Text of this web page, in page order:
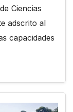
Ciencias
adscrito al
capacidades